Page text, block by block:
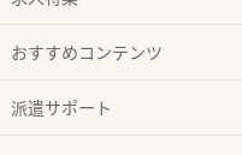
おすすめコンテンツ
派遣サポート